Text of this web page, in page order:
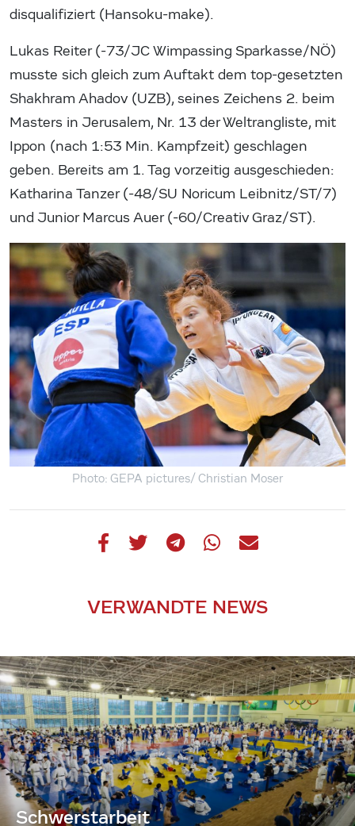
disqualifiziert (Hansoku-make).
Lukas Reiter (-73/JC Wimpassing Sparkasse/NÖ)
musste sich gleich zum Auftakt dem top-gesetzten
Shakhram Ahadov (UZB), seines Zeichens 2. beim
Masters in Jerusalem, Nr. 13 der Weltrangliste, mit
Ippon (nach 1:53 Min. Kampfzeit) geschlagen
geben. Bereits am 1. Tag vorzeitig ausgeschieden:
Katharina Tanzer (-48/SU Noricum Leibnitz/ST/7)
und Junior Marcus Auer (-60/Creativ Graz/ST).
Photo: GEPA pictures/ Christian Moser
VERWANDTE NEWS
Schwerstarbeit